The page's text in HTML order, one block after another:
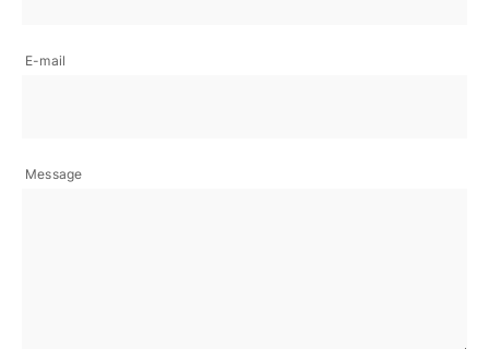
E-mail
Message